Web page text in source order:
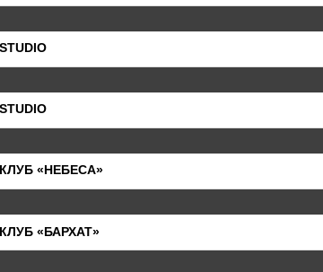
STUDIO
STUDIO
КЛУБ «НЕБЕСА»
КЛУБ «БАРХАТ»